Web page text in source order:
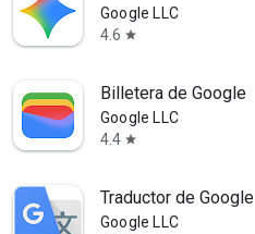
Google LLC
4.6 star
Billetera de Google
Google LLC
4.4 star
Traductor de Google
Google LLC